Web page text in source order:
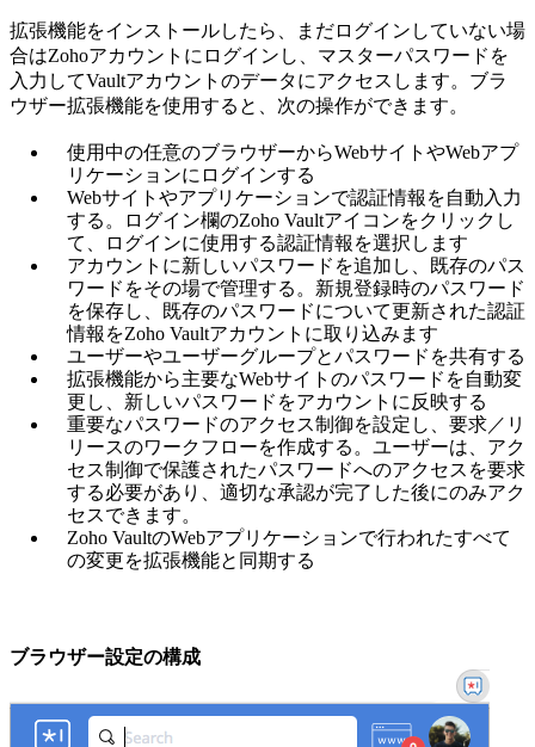
拡張機能をインストールしたら、まだログインしていない場
合はZohoアカウントにログインし、マスターパスワードを
入力してVaultアカウントのデータにアクセスします。ブラ
ウザー拡張機能を使用すると、次の操作ができます。
使用中の任意のブラウザーからWebサイトやWebアプ
リケーションにログインする
Webサイトやアプリケーションで認証情報を自動入力
する。ログイン欄のZoho Vaultアイコンをクリックし
て、ログインに使用する認証情報を選択します
アカウントに新しいパスワードを追加し、既存のパス
ワードをその場で管理する。新規登録時のパスワード
を保存し、既存のパスワードについて更新された認証
情報をZoho Vaultアカウントに取り込みます
ユーザーやユーザーグループとパスワードを共有する
拡張機能から主要なWebサイトのパスワードを自動変
更し、新しいパスワードをアカウントに反映する
重要なパスワードのアクセス制御を設定し、要求／リ
リースのワークフローを作成する。ユーザーは、アク
セス制御で保護されたパスワードへのアクセスを要求
する必要があり、適切な承認が完了した後にのみアク
セスできます。
Zoho VaultのWebアプリケーションで行われたすべて
の変更を拡張機能と同期する
ブラウザー設定の構成